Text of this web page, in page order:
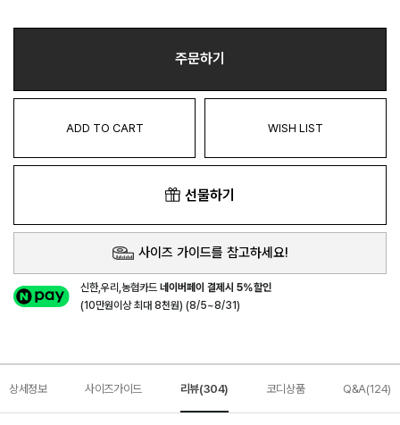
주문하기
ADD TO CART WISH LIST
선물하기
사이즈 가이드를 참고하세요!
신한,우리,농협카드네이버페이 결제시 5%할인
(10만원이상 최대 8천원) (8/5~8/31)
상세정보 사이즈가이드 리뷰(304) 코디상품 Q&A(124)